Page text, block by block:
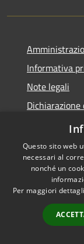
Informativa
Note legali
Accessibilità
Questo sito web
necessari al
nonché un
Per maggiori